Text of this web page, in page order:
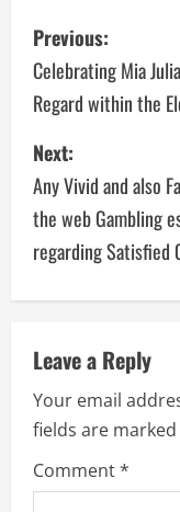
P
o
s
t
n
a
v
i
g
a
t
Previous:
Celebrating Mia
Regard within the
Next:
Any Vivid and also
the web Gambling
regarding Satisfied
Leave a Reply
Your email
fields are marked
Comment*